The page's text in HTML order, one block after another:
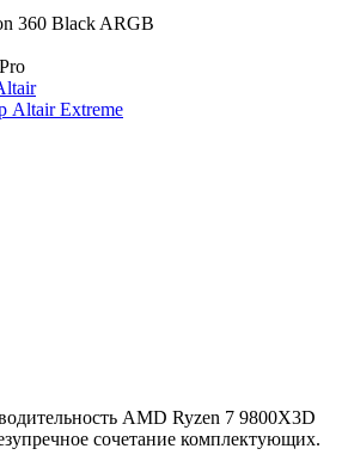
360 Black ARGB
AMD Ryzen 7 9800X3D
сочетание комплектующих.